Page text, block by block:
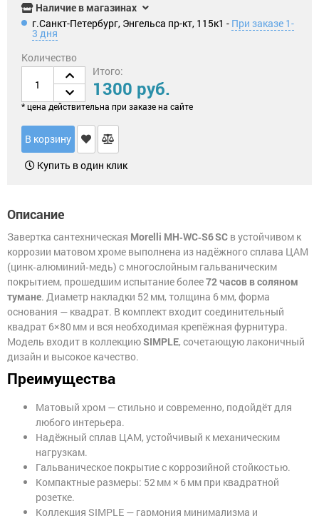
Замки
навесные
Замки
многозапорные
Замок
для
ящика
Замок
для
Замок
на
окна
от
детей
для
китайских
дверей
(Форпост)
Петли
под
для
Накладки/WC-
комплекты
Дверные
защелки
Цифры
дверные
Шпингалеты,
засовы
Фурнитура.
Прочее
Наличие в магазинах
г.Санкт-Петербург, Энгельса пр-кт, 115к1 - При заказе 1-
3 дня
Количество
Итого:
1300 руб.
* цена действительна при заказе на сайте
В корзину
Купить в один клик
Описание
Завертка сантехническая Morelli MH‑WC‑S6 SC в устойчивом к
коррозии матовом хроме выполнена из надёжного сплава ЦАМ
(цинк‑алюминий‑медь) с многослойным гальваническим
покрытием, прошедшим испытание более72 часов в соляном
тумане. Диаметр накладки 52 мм, толщина 6 мм, форма
основания — квадрат. В комплект входит соединительный
квадрат 6×80 мм и вся необходимая крепёжная фурнитура.
Модель входит в коллекциюSIMPLE, сочетающую лаконичный
дизайн и высокое качество.
Преимущества
Матовый хром — стильно и современно, подойдёт для
любого интерьера.
Надёжный сплав ЦАМ, устойчивый к механическим
нагрузкам.
Гальваническое покрытие с коррозийной стойкостью.
Компактные размеры: 52 мм × 6 мм при квадратной
розетке.
Коллекция SIMPLE — гармония минимализма и